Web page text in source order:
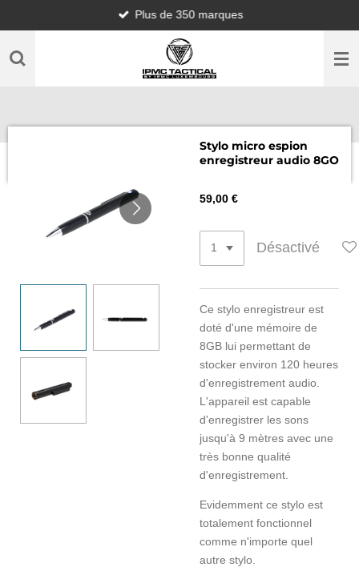
au
contenu
Plus de 350 marques
Stylo micro espion
enregistreur audio 8GO
59,00 €
Désactivé
Ce stylo enregistreur est
doté d'une mémoire de
8GB lui permettant de
stocker environ 120 heures
d'enregistrement audio.
L'appareil est capable
d'enregistrer les sons
jusqu'à 9 mètres avec une
très bonne qualité
d'enregistrement.
Evidemment ce stylo est
totalement fonctionnel
comme n'importe quel
autre stylo.